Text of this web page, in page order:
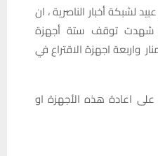
لشبكة أخبار الناصرية ، ان
شهدت توقف ستة أجهزة
واربعة اجهزة الاقتراع في
اعادة هذه الأجهزة او